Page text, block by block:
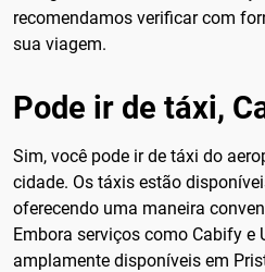
recomendamos verificar com
sua viagem.
Pode ir de táxi,
Sim, você pode ir de táxi do
cidade. Os táxis estão
oferecendo uma maneira
Embora serviços como Cabify e
amplamente disponíveis em